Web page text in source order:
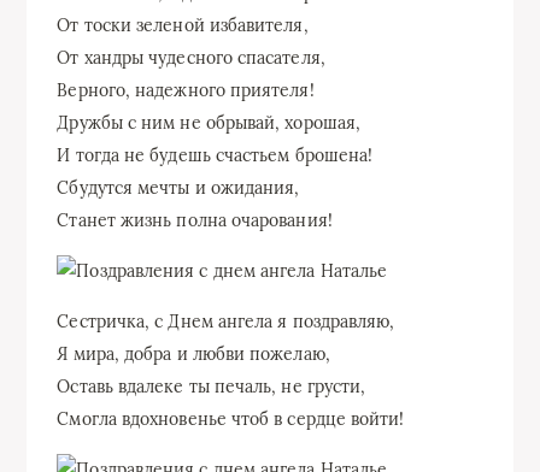
От тоски зеленой избавителя,
От хандры чудесного спасателя,
Верного, надежного приятеля!
Дружбы с ним не обрывай, хорошая,
И тогда не будешь счастьем брошена!
Сбудутся мечты и ожидания,
Станет жизнь полна очарования!
Сестричка, с Днем ангела я поздравляю,
Я мира, добра и любви пожелаю,
Оставь вдалеке ты печаль, не грусти,
Смогла вдохновенье чтоб в сердце войти!